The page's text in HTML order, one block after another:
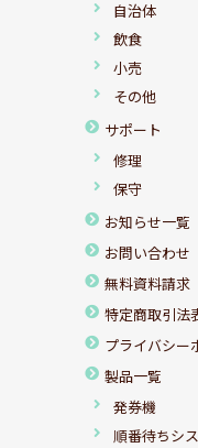
自治体
飲食
小売
その他
サポート
修理
保守
お知らせ一覧
お問い合わせ
無料資料請求
特定商取引法
プライバシー
製品一覧
発券機
順番待ちシ